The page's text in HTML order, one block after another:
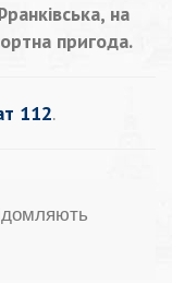
на
пригода.
112.